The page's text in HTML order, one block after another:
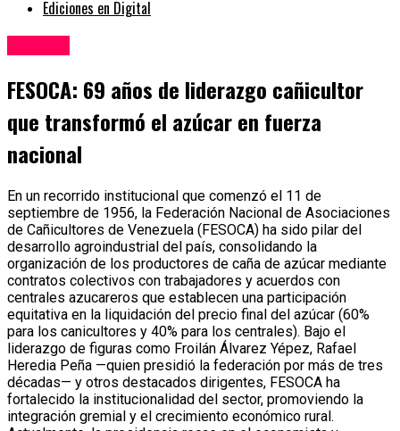
Ediciones en Digital
FESOCA: 69 años de liderazgo cañicultor
que transformó el azúcar en fuerza
nacional
En un recorrido institucional que comenzó el 11 de
septiembre de 1956, la Federación Nacional de Asociaciones
de Cañicultores de Venezuela (FESOCA) ha sido pilar del
desarrollo agroindustrial del país, consolidando la
organización de los productores de caña de azúcar mediante
contratos colectivos con trabajadores y acuerdos con
centrales azucareros que establecen una participación
equitativa en la liquidación del precio final del azúcar (60%
para los canicultores y 40% para los centrales). Bajo el
liderazgo de figuras como Froilán Álvarez Yépez, Rafael
Heredia Peña —quien presidió la federación por más de tres
décadas— y otros destacados dirigentes, FESOCA ha
fortalecido la institucionalidad del sector, promoviendo la
integración gremial y el crecimiento económico rural.